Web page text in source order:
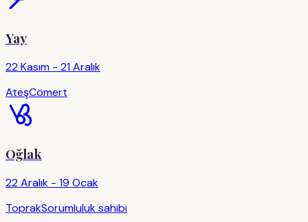
Yay
22 Kasım - 21 Aralık
AteşCömert
Oğlak
22 Aralık - 19 Ocak
ToprakSorumluluk sahibi